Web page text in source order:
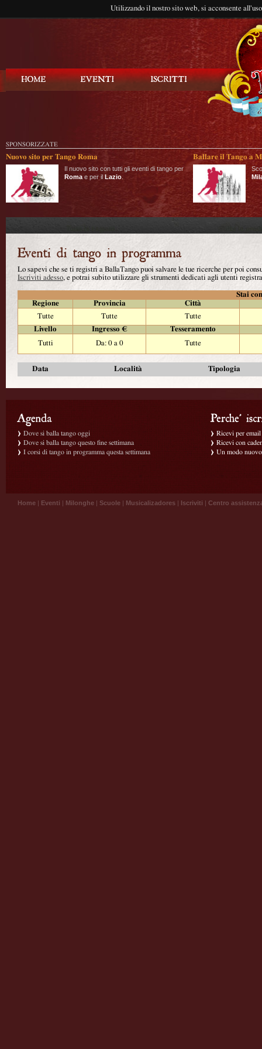
Utilizzando il nostro sito web, si acconsente
SPONSORIZZATE
Nuovo sito per Tango Roma
Il nuovo sito con tutti gli eventi di tango per
Roma e per il Lazio
Ballare il Tango a
Lo sapevi che se ti registri a BallaTango puoi salvare le tue ricerche per poi
Iscriviti adesso, e potrai subito utilizzare gli strumenti dedicati agli utenti
Stai
Regione
Provincia
Città
Tutte
Tutte
Tutte
Livello
Ingresso €
Tesseramento
Tutti
Da: 0 a 0 Tutte
Data Località Tipologia
Dove si balla tango oggi
Dove si balla tango questo fine settimana
I corsi di tango in programma questa settimana
Ricevi per
Ricevi con
Un modo
Home | Eventi | Milonghe | Scuole | Musicalizadores | Iscriviti | Centro